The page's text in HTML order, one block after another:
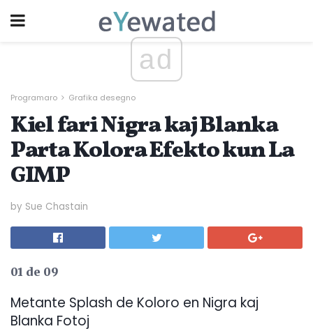
ad
Programaro Grafika desegno
Kiel fari Nigra kaj Blanka
Parta Kolora Efekto kun La
GIMP
by Sue Chastain
01 de 09
Metante Splash de Koloro en Nigra kaj
Blanka Fotoj